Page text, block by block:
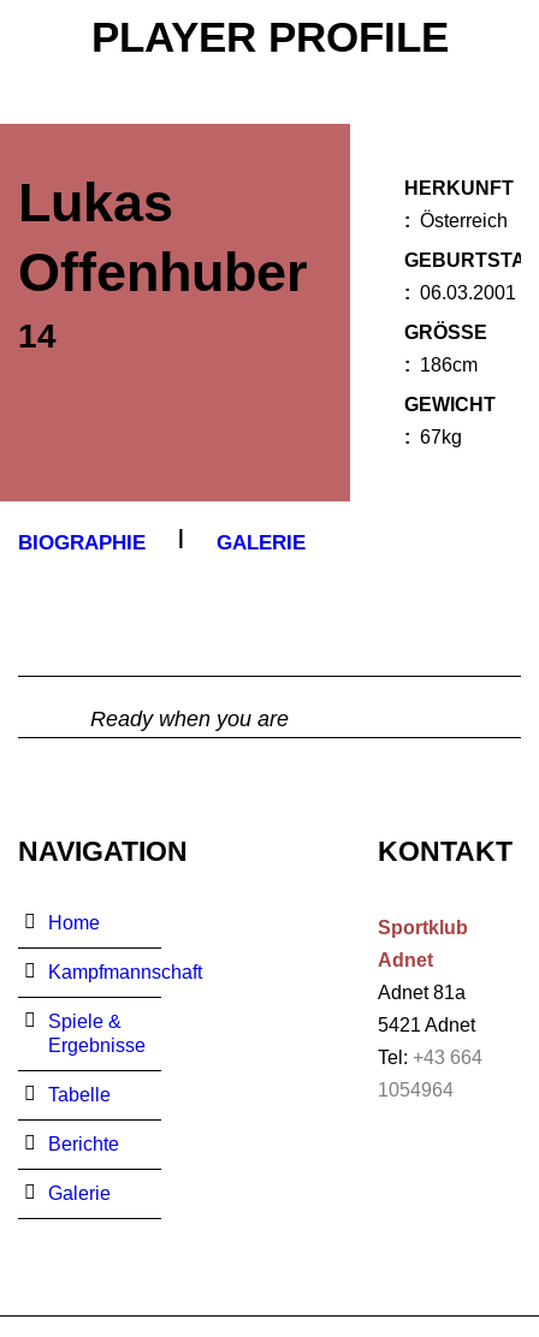
PLAYER PROFILE
Lukas
Offenhuber
14
HERKUNFT
: Österreich
GEBURTSTAG
: 06.03.2001
GRÖSSE :
186cm
GEWICHT
: 67kg
BIOGRAPHIE | GALERIE
Ready when you are
NAVIGATION
Home
Kampfmannschaft
Spiele &
Ergebnisse
Tabelle
Berichte
Galerie
KONTAKT
Sportklub
Adnet
Adnet 81a
5421 Adnet
Tel: +43 664
1054964